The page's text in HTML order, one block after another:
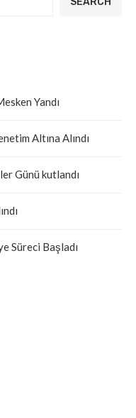
Yandı
Altına Alındı
Günü kutlandı
Süreci Başladı